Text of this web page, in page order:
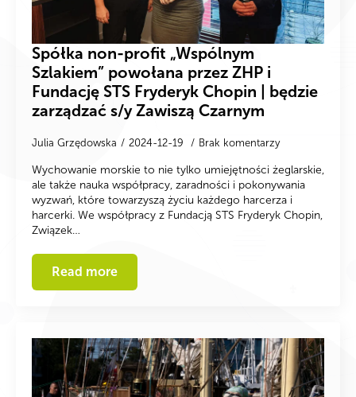
Spółka non-profit „Wspólnym
Szlakiem” powołana przez ZHP i
Fundację STS Fryderyk Chopin | będzie
zarządzać s/y Zawiszą Czarnym
Julia Grzędowska 2024-12-19 Brak komentarzy
Wychowanie morskie to nie tylko umiejętności żeglarskie,
ale także nauka współpracy, zaradności i pokonywania
wyzwań, które towarzyszą życiu każdego harcerza i
harcerki. We współpracy z Fundacją STS Fryderyk Chopin,
Związek…
Read more